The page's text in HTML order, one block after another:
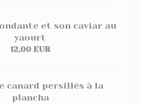
et son caviar au
yaourt
12,00 EUR
canard persillés à la
plancha